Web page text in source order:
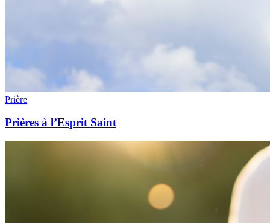
Prière
Prières à l’Esprit Saint